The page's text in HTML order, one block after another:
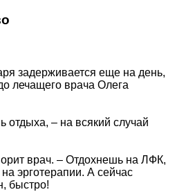
задерживается еще на день,
лечащего врача Олега
отдыха, – на всякий случай
врач. – Отдохнешь на ЛФК,
эрготерапии. А сейчас
быстро!